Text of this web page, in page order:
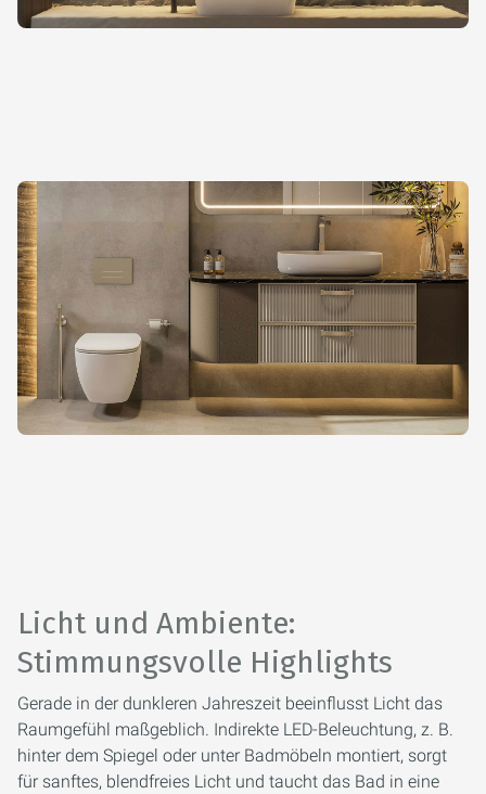
Licht und Ambiente:
Stimmungsvolle Highlights
Gerade in der dunkleren Jahreszeit beeinflusst Licht das
Raumgefühl maßgeblich. Indirekte LED-Beleuchtung, z. B.
hinter dem Spiegel oder unter Badmöbeln montiert, sorgt
für sanftes, blendfreies Licht und taucht das Bad in eine